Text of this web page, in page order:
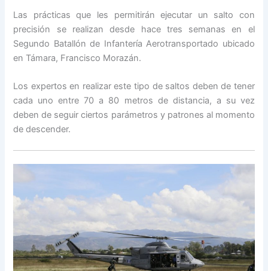
Las prácticas que les permitirán ejecutar un salto con
precisión se realizan desde hace tres semanas en el
Segundo Batallón de Infantería Aerotransportado ubicado
en Támara, Francisco Morazán.
Los expertos en realizar este tipo de saltos deben de tener
cada uno entre 70 a 80 metros de distancia, a su vez
deben de seguir ciertos parámetros y patrones al momento
de descender.